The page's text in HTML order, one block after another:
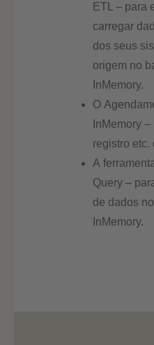
ETL – para
carregar
dos seus
origem no
InMemory.
O
InMemory
registro etc.
A
Query –
de dados
InMemory.